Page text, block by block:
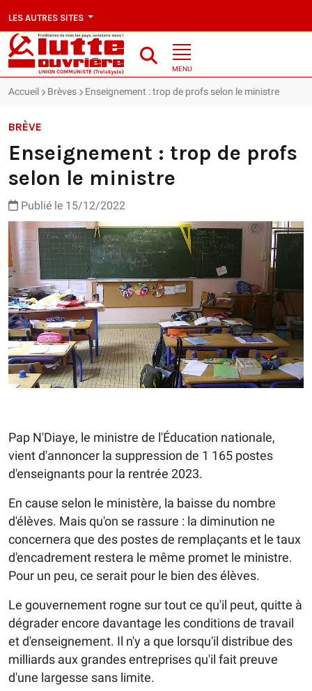
LES AUTRES SITES
MENU
Accueil Brèves Enseignement : trop de profs selon le ministre
BRÈVE
Enseignement : trop de profs
selon le ministre
Publié le 15/12/2022
Pap N'Diaye, le ministre de l'Éducation nationale,
vient d'annoncer la suppression de 1 165 postes
d'enseignants pour la rentrée 2023.
En cause selon le ministère, la baisse du nombre
d'élèves. Mais qu'on se rassure : la diminution ne
concernera que des postes de remplaçants et le taux
d'encadrement restera le même promet le ministre.
Pour un peu, ce serait pour le bien des élèves.
Le gouvernement rogne sur tout ce qu'il peut, quitte à
dégrader encore davantage les conditions de travail
et d'enseignement. Il n'y a que lorsqu'il distribue des
milliards aux grandes entreprises qu'il fait preuve
d'une largesse sans limite.